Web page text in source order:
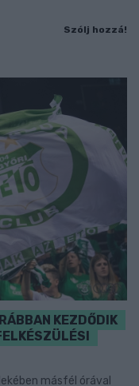
Szólj hozzá!
KEZDŐDIK
másfél órával